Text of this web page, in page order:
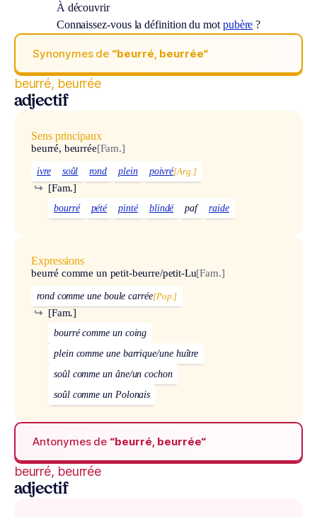
À découvrir
Connaissez-vous la définition du mot pubère ?
Synonymes de “beurré, beurrée“
beurré, beurrée
adjectif
Sens principaux
beurré, beurrée[Fam.]
ivre soûl rond plein poivré[Arg.]
[Fam.]
↪
bourré pété pinté blindé paf raide
Expressions
beurré comme un petit-beurre/petit-Lu[Fam.]
rond comme une boule carrée[Pop.]
[Fam.]
↪
bourré comme un coing
plein comme une barrique/une huître
soûl comme un âne/un cochon
soûl comme un Polonais
Antonymes de “beurré, beurrée“
beurré, beurrée
adjectif